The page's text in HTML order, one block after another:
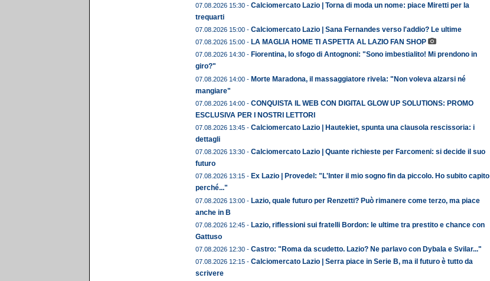
07.08.2026 15:30 - Calciomercato Lazio | Torna di moda un nome: piace Miretti per la
trequarti
07.08.2026 15:00 - Calciomercato Lazio | Sana Fernandes verso l'addio? Le ultime
07.08.2026 15:00 - LA MAGLIA HOME TI ASPETTA AL LAZIO FAN SHOP
07.08.2026 14:30 - Fiorentina, lo sfogo di Antognoni: "Sono imbestialito! Mi prendono in
giro?"
07.08.2026 14:00 - Morte Maradona, il massaggiatore rivela: "Non voleva alzarsi né
mangiare"
07.08.2026 14:00 - CONQUISTA IL WEB CON DIGITAL GLOW UP SOLUTIONS: PROMO
ESCLUSIVA PER I NOSTRI LETTORI
07.08.2026 13:45 - Calciomercato Lazio | Hautekiet, spunta una clausola rescissoria: i
dettagli
07.08.2026 13:30 - Calciomercato Lazio | Quante richieste per Farcomeni: si decide il suo
futuro
07.08.2026 13:15 - Ex Lazio | Provedel: "L'Inter il mio sogno fin da piccolo. Ho subito capito
perché..."
07.08.2026 13:00 - Lazio, quale futuro per Renzetti? Può rimanere come terzo, ma piace
anche in B
07.08.2026 12:45 - Lazio, riflessioni sui fratelli Bordon: le ultime tra prestito e chance con
Gattuso
07.08.2026 12:30 - Castro: "Roma da scudetto. Lazio? Ne parlavo con Dybala e Svilar..."
07.08.2026 12:15 - Calciomercato Lazio | Serra piace in Serie B, ma il futuro è tutto da
scrivere